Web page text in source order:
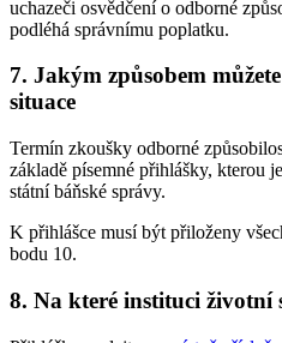
uchazeči osvědčení o odborné
podléhá správnímu poplatku.
7. Jakým způsobem
situace
Termín zkoušky odborné
základě písemné přihlášky, kterou
státní báňské správy.
K přihlášce musí být přiloženy
bodu 10.
8. Na které instituci životní